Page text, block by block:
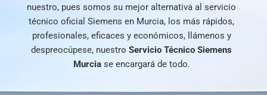
nuestro, pues somos su mejor alternativa al servicio
técnico oficial Siemens en Murcia, los más rápidos,
profesionales, eficaces y económicos, llámenos y
despreocúpese, nuestro Servicio Técnico Siemens
Murciase encargará de todo.